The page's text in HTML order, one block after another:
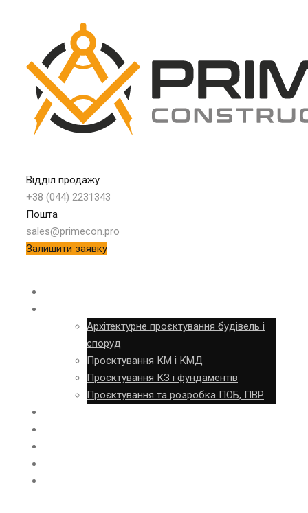
Відділ продажу
+38 (044) 2231343
Пошта
sales@primecon.pro
Залишити заявку
Архітектурне проєктування будівель і
споруд
Проєктування КМ і КМД
Проєктування КЗ і фундаментів
Проєктування та розробка ПОБ, ПВР